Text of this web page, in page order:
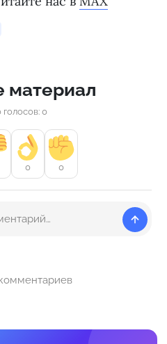
материал
голосов: 0
0 0